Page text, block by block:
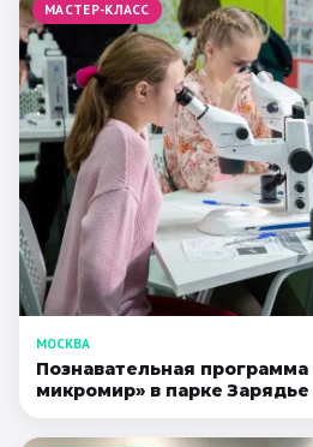
МАСТЕР-КЛАСС
МОСКВА
Познавательная программа
микромир» в парке Зарядье